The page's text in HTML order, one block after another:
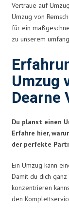
Vertraue auf
Umzug von
für ein
zu unserem
Umzug
Dearne
Du planst einen
Erfahre hier,
der perfekte
Ein Umzug kann
Damit du dich
konzentrieren
den